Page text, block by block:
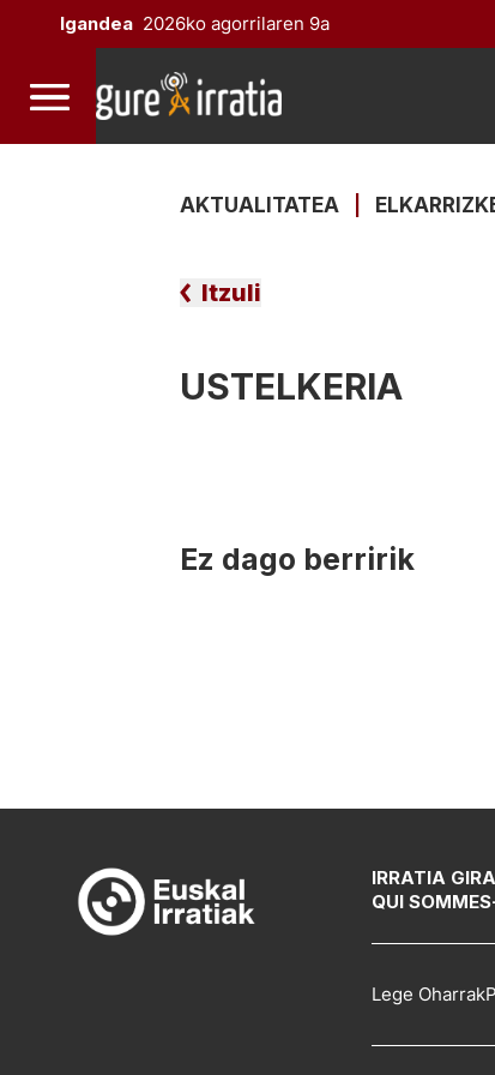
Igandea 2026ko agorrilaren 9a
AKTUALITATEA
Itzuli
USTELKERIA
Ez dago berririk
IRRATIA GIRA
QUI
Lege Oharrak